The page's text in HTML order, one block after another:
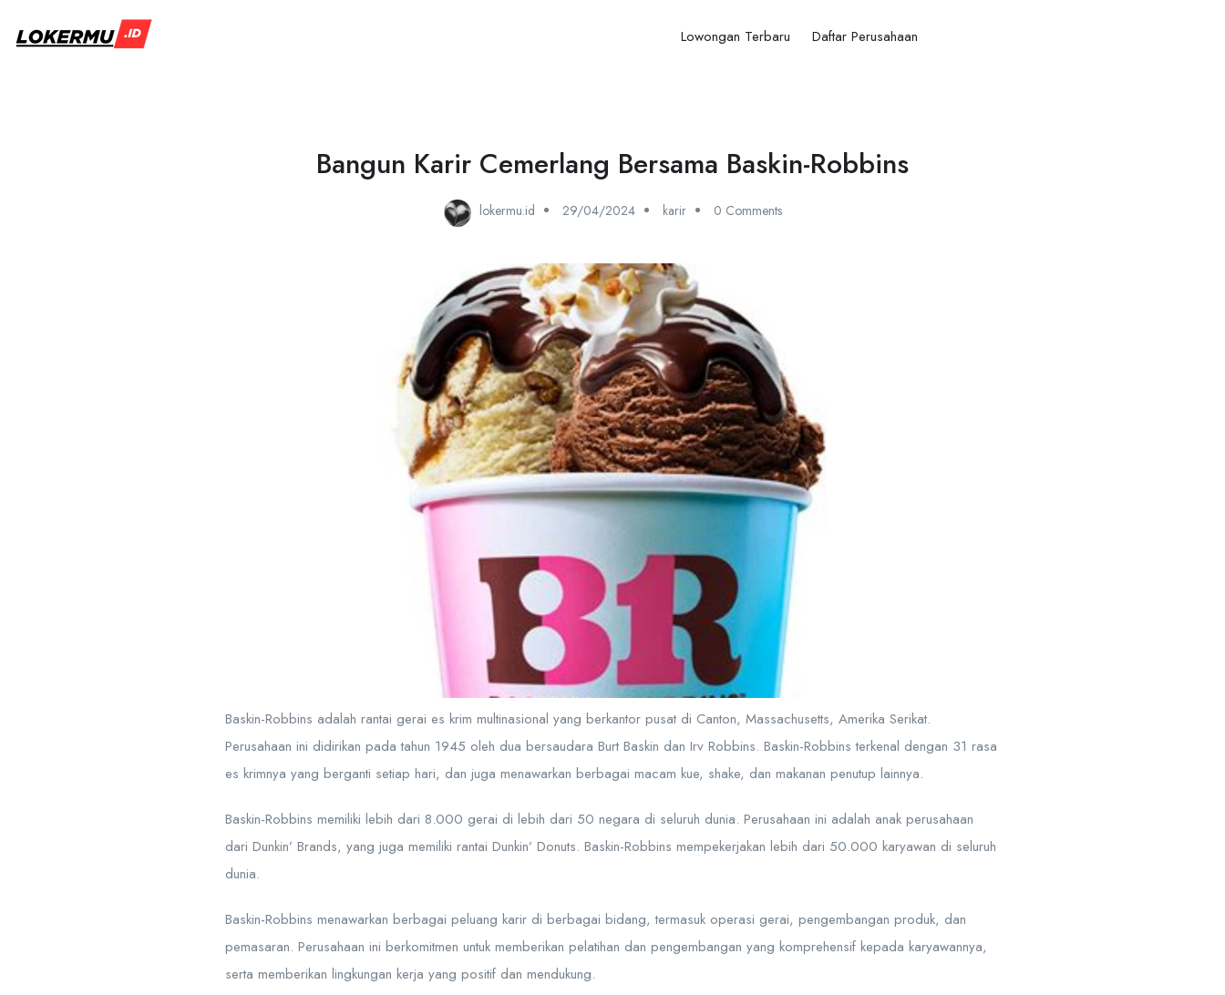
Lowongan Terbaru Daftar Perusahaan
Bangun Karir Cemerlang Bersama Baskin-Robbins
lokermu.id 29/04/2024 karir 0 Comments
Baskin-Robbins adalah rantai gerai es krim multinasional yang berkantor pusat di Canton, Massachusetts, Amerika Serikat.
Perusahaan ini didirikan pada tahun 1945 oleh dua bersaudara Burt Baskin dan Irv Robbins. Baskin-Robbins terkenal dengan 31 rasa
es krimnya yang berganti setiap hari, dan juga menawarkan berbagai macam kue, shake, dan makanan penutup lainnya.
Baskin-Robbins memiliki lebih dari 8.000 gerai di lebih dari 50 negara di seluruh dunia. Perusahaan ini adalah anak perusahaan
dari Dunkin’ Brands, yang juga memiliki rantai Dunkin’ Donuts. Baskin-Robbins mempekerjakan lebih dari 50.000 karyawan di seluruh
dunia.
Baskin-Robbins menawarkan berbagai peluang karir di berbagai bidang, termasuk operasi gerai, pengembangan produk, dan
pemasaran. Perusahaan ini berkomitmen untuk memberikan pelatihan dan pengembangan yang komprehensif kepada karyawannya,
serta memberikan lingkungan kerja yang positif dan mendukung.